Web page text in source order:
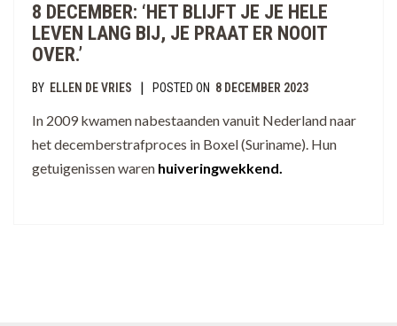
8 DECEMBER: ‘HET BLIJFT JE JE HELE
LEVEN LANG BIJ, JE PRAAT ER NOOIT
OVER.’
BY ELLEN DE VRIES | POSTED ON 8 DECEMBER 2023
In 2009 kwamen nabestaanden vanuit Nederland naar
het decemberstrafproces in Boxel (Suriname). Hun
getuigenissen waren huiveringwekkend.